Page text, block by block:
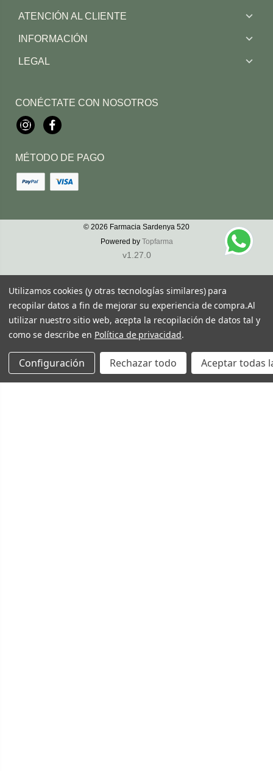
ATENCIÓN AL CLIENTE
INFORMACIÓN
LEGAL
CONÉCTATE CON NOSOTROS
InstagramFacebook
MÉTODO DE PAGO
© 2026 Farmacia Sardenya 520
Powered by Topfarma
v1.27.0
Utilizamos cookies (y otras tecnologías similares) para
recopilar datos a fin de mejorar su experiencia de compra.Al
utilizar nuestro sitio web, acepta la recopilación de datos tal y
como se describe en Política de privacidad.
Configuración Rechazar todo Aceptar todas